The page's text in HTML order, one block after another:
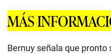
MÁS
Bernuy señala que